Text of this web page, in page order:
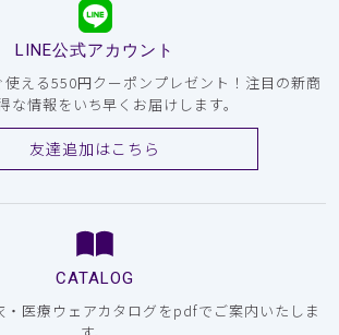
LINE公式アカウント
える550円クーポンプレゼント！注目の新商
な情報をいち早くお届けします。
友達追加はこちら
CATALOG
・医療ウェアカタログをpdfでご案内いたしま